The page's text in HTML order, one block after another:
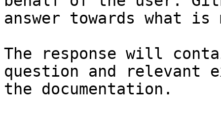
answer towards what
The response will
question and relevant
the documentation.